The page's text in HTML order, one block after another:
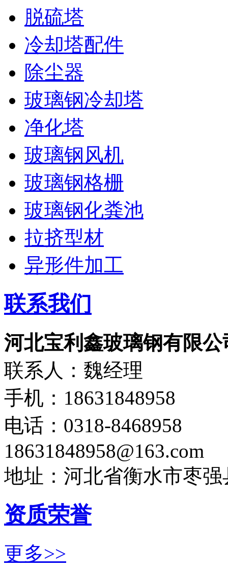
脱硫塔
冷却塔配件
除尘器
玻璃钢冷却塔
净化塔
玻璃钢风机
玻璃钢格栅
玻璃钢化粪池
拉挤型材
异形件加工
联系我们
河北宝利鑫玻璃钢有限公
联系人：魏经理
手机：18631848958
电话：0318-8468958
18631848958@163.com
地址：河北省衡水市枣
资质荣誉
更多>>